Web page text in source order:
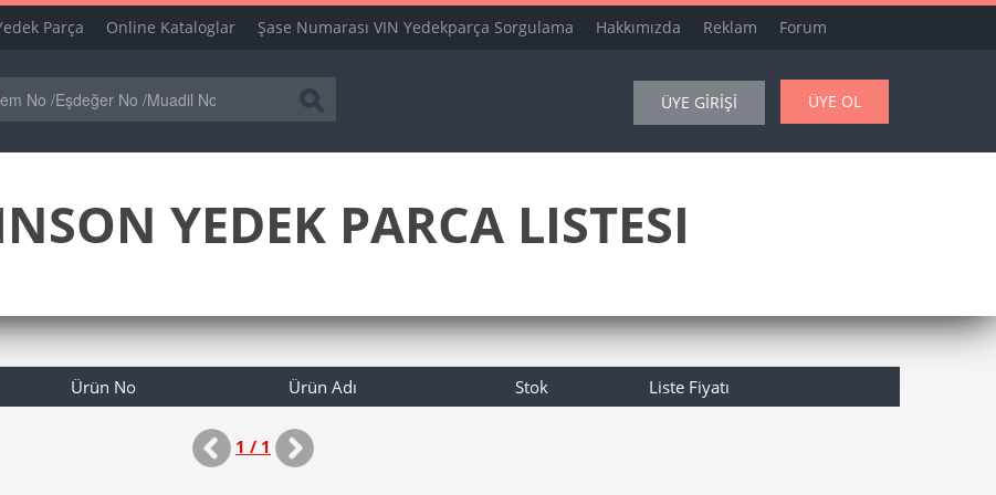
Parça Online Kataloglar Şase Numarası VIN Yedekparça Sorgulama Hakkımızda Reklam Forum
ÜYE GİRİŞİ ÜYE OL
YEDEK PARCA LISTESI
Ürün No Ürün Adı Stok Liste Fiyatı
1 / 1